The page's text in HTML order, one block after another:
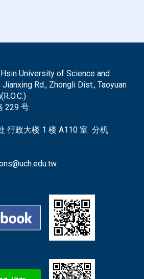
University of Science and
Rd., Zhongli Dist., Taoyuan
229 号
行政大楼 1 楼 A110 室 分机